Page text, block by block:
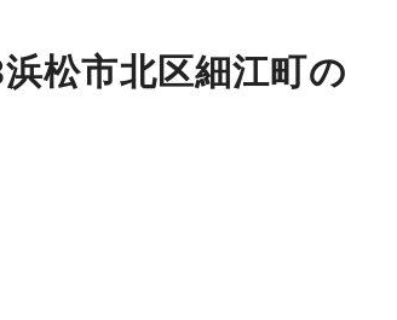
松市北区細江町の